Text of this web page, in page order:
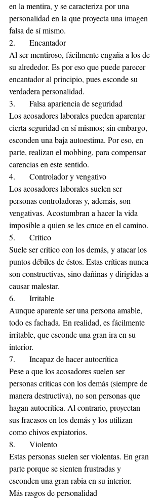
en la mentira, y se caracteriza por una
personalidad en la que proyecta una imagen
falsa de sí mismo.
2.	Encantador
Al ser mentiroso, fácilmente engaña a los de
su alrededor. Es por eso que puede parecer
encantador al principio, pues esconde su
verdadera personalidad.
3.	Falsa apariencia de seguridad
Los acosadores laborales pueden aparentar
cierta seguridad en sí mismos; sin embargo,
esconden una baja autoestima. Por eso, en
parte, realizan el mobbing, para compensar
carencias en este sentido.
4.	Controlador y vengativo
Los acosadores laborales suelen ser
personas controladoras y, además, son
vengativas. Acostumbran a hacer la vida
imposible a quien se les cruce en el camino.
5.	Crítico
Suele ser crítico con los demás, y atacar los
puntos débiles de éstos. Estas críticas nunca
son constructivas, sino dañinas y dirigidas a
causar malestar.
6.	Irritable
Aunque aparente ser una persona amable,
todo es fachada. En realidad, es fácilmente
irritable, que esconde una gran ira en su
interior.
7.	Incapaz de hacer autocrítica
Pese a que los acosadores suelen ser
personas críticas con los demás (siempre de
manera destructiva), no son personas que
hagan autocrítica. Al contrario, proyectan
sus fracasos en los demás y los utilizan
como chivos expiatorios.
8.	Violento
Estas personas suelen ser violentas. En gran
parte porque se sienten frustradas y
esconden una gran rabia en su interior.
Más rasgos de personalidad